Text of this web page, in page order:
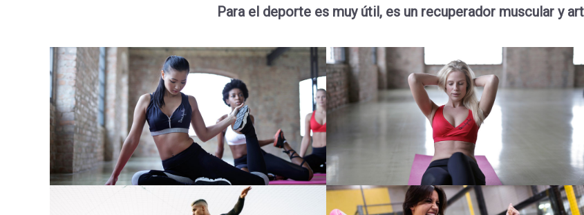
Para el deporte es muy útil, es un recuperador muscular y